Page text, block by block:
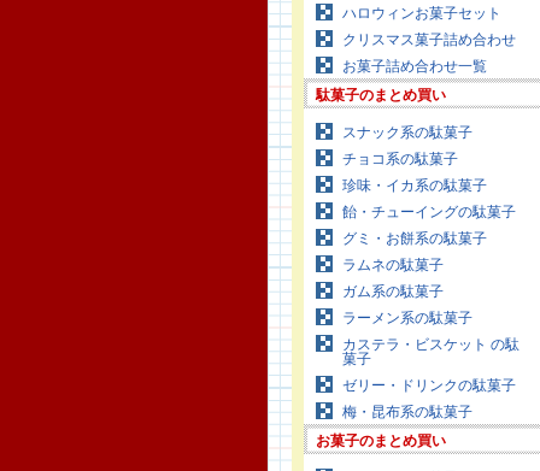
ハロウィンお菓子セット
クリスマス菓子詰め合わせ
お菓子詰め合わせ一覧
駄菓子のまとめ買い
スナック系の駄菓子
チョコ系の駄菓子
珍味・イカ系の駄菓子
飴・チューイングの駄菓子
グミ・お餅系の駄菓子
ラムネの駄菓子
ガム系の駄菓子
ラーメン系の駄菓子
カステラ・ビスケット の駄
菓子
ゼリー・ドリンクの駄菓子
梅・昆布系の駄菓子
お菓子のまとめ買い